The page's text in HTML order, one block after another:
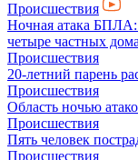
Происшествия
Ночная атака БПЛА:
четыре частных
Происшествия
20-летний парень
Происшествия
Область ночью
Происшествия
Пять человек
Происшествия